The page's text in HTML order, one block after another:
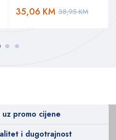
38,95KM
35,06 KM
promo cijene
i dugotrajnost